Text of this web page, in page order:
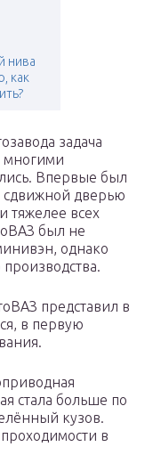
нива
как
задача
многими
Впервые был
сдвижной дверью
тяжелее всех
был не
однако
представил в
в первую
стала больше по
кузов.
в